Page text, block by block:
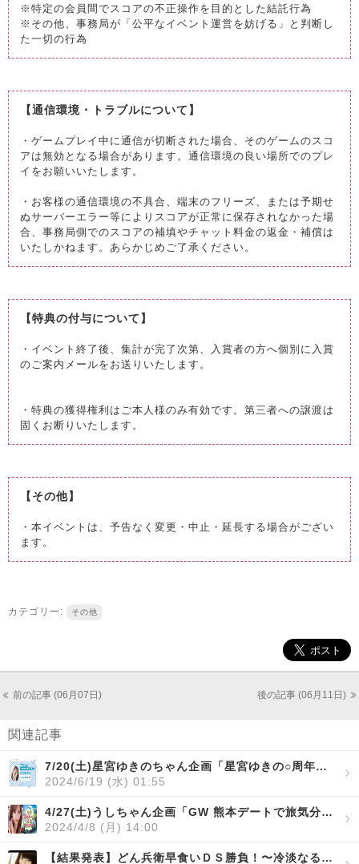
※特定の会員間でスコアの不正操作を目的とした結託行為
※その他、事務局が「公平なイベント運営を妨げる」と判断し
た一切の行為
【通信環境・トラブルについて】
・ゲームプレイ中に通信が切断された場合、そのゲームのスコ
アは無効となる場合があります。通信環境の良い場所でのプレ
イをお願いいたします。
・お客様の通信環境の不具合、端末のフリーズ、または予期せ
ぬサーバーエラー等によりスコアが正常に保存されなかった場
合、事務局側でのスコアの補填やチャット料金の返金・補償は
いたしかねます。あらかじめご了承ください。
【特典の付与について】
・イベント終了後、集計が完了次第、入賞者の方へ個別に入賞
のご案内メールをお送りいたします。
・特典の獲得権利はご本人様のみ有効です。第三者への譲渡は
固くお断りいたします。
【その他】
・本イベントは、予告なく変更・中止・延長する場合がござい
ます。
カテゴリー: その他
前の記事 (06月07日) 後の記事 (06月11日)
関連記事
7/20(土)星宮ゆきのちゃん企画「星宮ゆきの○周年記念パーティー」開催！
2024/6/19 (水) 01:55
4/27(土)うしちゃん企画「GW 熊本デートで旅気分」開催！
2024/4/8 (月) 14:00
【結果発表】どん兵衛早食いＤＳ勝負！〜冷淡なる女たちの熱いうどんの戦いがここで始まる！